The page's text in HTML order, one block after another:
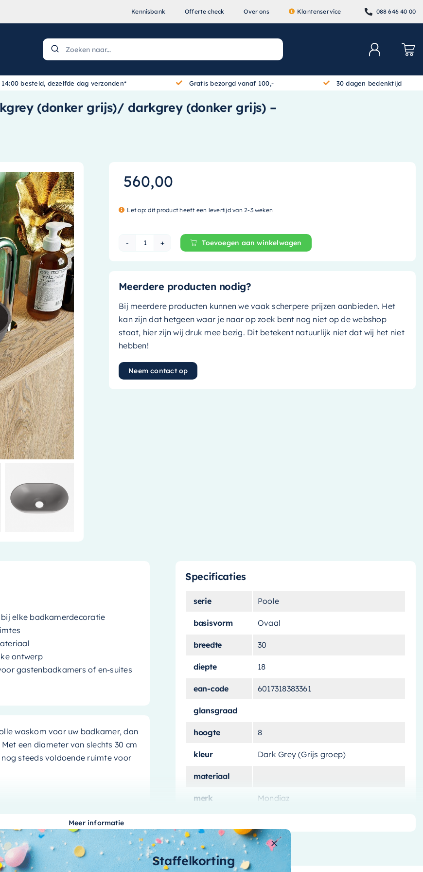
Kennisbank Offerte check Over ons Klantenservice 088 646 40 00
14:00 besteld, dezelfde dag verzonden* Gratis bezorgd vanaf 100,- 30 dagen bedenktijd
(donker grijs)/ darkgrey (donker grijs) –
560,00
Let op: dit product heeft een levertijd van 2-3 weken
Mondiaz Waskom Poole - 30cm - darkgrey (donker grijs)/ darkgrey
Toevoegen aan winkelwagen
Meerdere producten nodig?
Bij meerdere producten kunnen we vaak scherpere prijzen aanbieden. Het
kan zijn dat hetgeen waar je naar op zoek bent nog niet op de webshop
staat, hier zijn wij druk mee bezig. Dit betekent natuurlijk niet dat wij het niet
hebben!
Neem contact op
elke badkamerdecoratie
ontwerp
gastenbadkamers of en-suites
waskom voor uw badkamer, dan
een diameter van slechts 30 cm
steeds voldoende ruimte voor
en populaire keuze die
industrieel of traditioneel is,
Specificaties
serie Poole
basisvorm Ovaal
breedte 30
diepte 18
ean-code 6017318383361
glansgraad
hoogte 8
kleur Dark Grey (Grijs groep)
materiaal
merk Mondiaz
waskommen
met-overloop
Meer informatie
Staffelkorting